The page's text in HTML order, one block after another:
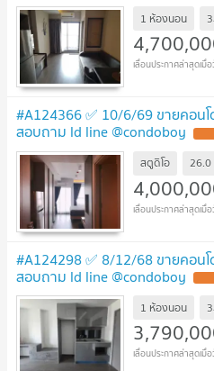
1 ห้องนอน
#A124366 ✅ 10/6/69 ขายคอน
สอบถาม ld line @condoboy
สตูดิโอ 26.0
#A124298 ✅ 8/12/68 ขายคอน
สอบถาม ld line @condoboy
1 ห้องนอน